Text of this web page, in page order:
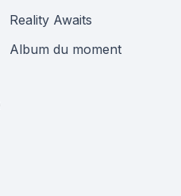
Reality Awaits
Album du moment